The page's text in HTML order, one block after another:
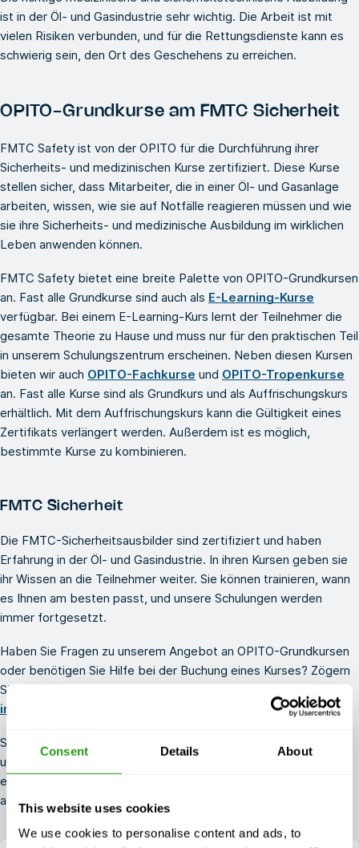
Consent Details About
This website uses cookies
We use cookies to personalise content and ads, to
ist in der Öl- und Gasindustrie sehr wichtig. Die Arbeit ist mit
vielen Risiken verbunden, und für die Rettungsdienste kann es
schwierig sein, den Ort des Geschehens zu erreichen.
OPITO-Grundkurse am FMTC Sicherheit
FMTC Safety ist von der OPITO für die Durchführung ihrer
Sicherheits- und medizinischen Kurse zertifiziert. Diese Kurse
stellen sicher, dass Mitarbeiter, die in einer Öl- und Gasanlage
arbeiten, wissen, wie sie auf Notfälle reagieren müssen und wie
sie ihre Sicherheits- und medizinische Ausbildung im wirklichen
Leben anwenden können.
FMTC Safety bietet eine breite Palette von OPITO-Grundkursen
an. Fast alle Grundkurse sind auch als E-Learning-Kurse
verfügbar. Bei einem E-Learning-Kurs lernt der Teilnehmer die
gesamte Theorie zu Hause und muss nur für den praktischen Teil
in unserem Schulungszentrum erscheinen. Neben diesen Kursen
bieten wir auch OPITO-Fachkurse und OPITO-Tropenkurse
an. Fast alle Kurse sind als Grundkurs und als Auffrischungskurs
erhältlich. Mit dem Auffrischungskurs kann die Gültigkeit eines
Zertifikats verlängert werden. Außerdem ist es möglich,
bestimmte Kurse zu kombinieren.
FMTC Sicherheit
Die FMTC-Sicherheitsausbilder sind zertifiziert und haben
Erfahrung in der Öl- und Gasindustrie. In ihren Kursen geben sie
ihr Wissen an die Teilnehmer weiter. Sie können trainieren, wann
es Ihnen am besten passt, und unsere Schulungen werden
immer fortgesetzt.
Haben Sie Fragen zu unserem Angebot an OPITO-Grundkursen
oder benötigen Sie Hilfe bei der Buchung eines Kurses? Zögern
Sie nicht, uns unter
info@fmtcsafety.com
Suchen Sie nach anderen Sicherheitsschulungen? Entdecken Sie
unsere
eine Auswahl der vielen internationalen Kurse sind, die wir
anbieten.